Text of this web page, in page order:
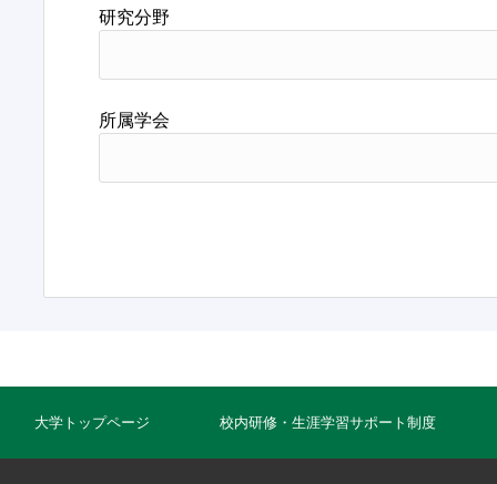
研究分野
所属学会
大学トップページ 校内研修・生涯学習サポート制度